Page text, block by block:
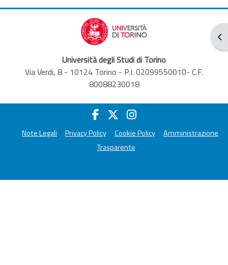
Università degli Studi di Torino
Via Verdi, 8 - 10124 Torino - P.I. 02099550010- C.F.
80088230018
Note Legali Privacy Policy Cookie Policy
Amministrazione
Trasparente